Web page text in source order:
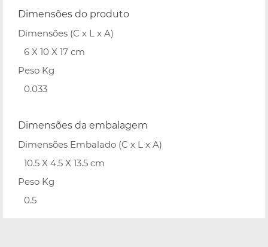
Dimensões do produto
Dimensões (C x L x A)
6 X 10 X 17 cm
Peso Kg
0.033
Dimensões da embalagem
Dimensões Embalado (C x L x A)
10.5 X 4.5 X 13.5 cm
Peso Kg
0.5